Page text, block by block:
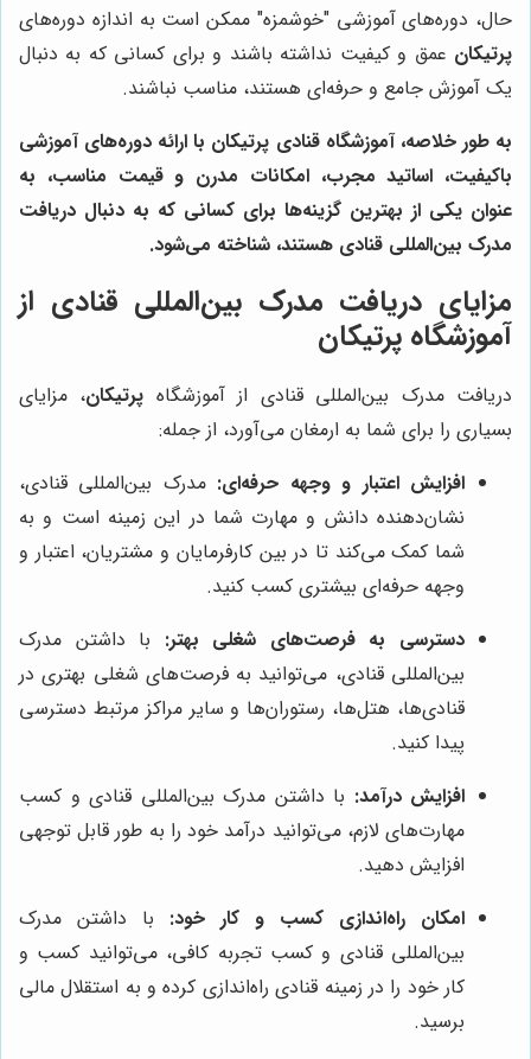
حال، دوره‌های آموزشی "خوشمزه" ممکن است به اندازه دوره‌های
پرتیکان عمق و کیفیت نداشته باشند و برای کسانی که به دنبال
یک آموزش جامع و حرفه‌ای هستند، مناسب نباشند.
به طور خلاصه، آموزشگاه قنادی پرتیکان با ارائه دوره‌های آموزشی
باکیفیت، اساتید مجرب، امکانات مدرن و قیمت مناسب، به
عنوان یکی از بهترین گزینه‌ها برای کسانی که به دنبال دریافت
مدرک بین‌المللی قنادی هستند، شناخته می‌شود.
مزایای دریافت مدرک بین‌المللی قنادی از
آموزشگاه پرتیکان
دریافت مدرک بین‌المللی قنادی از آموزشگاه پرتیکان، مزایای
بسیاری را برای شما به ارمغان می‌آورد، از جمله:
افزایش اعتبار و وجهه حرفه‌ای: مدرک بین‌المللی قنادی،
نشان‌دهنده دانش و مهارت شما در این زمینه است و به
شما کمک می‌کند تا در بین کارفرمایان و مشتریان، اعتبار و
وجهه حرفه‌ای بیشتری کسب کنید.
دسترسی به فرصت‌های شغلی بهتر: با داشتن مدرک
بین‌المللی قنادی، می‌توانید به فرصت‌های شغلی بهتری در
قنادی‌ها، هتل‌ها، رستوران‌ها و سایر مراکز مرتبط دسترسی
پیدا کنید.
افزایش درآمد: با داشتن مدرک بین‌المللی قنادی و کسب
مهارت‌های لازم، می‌توانید درآمد خود را به طور قابل توجهی
افزایش دهید.
امکان راه‌اندازی کسب و کار خود: با داشتن مدرک
بین‌المللی قنادی و کسب تجربه کافی، می‌توانید کسب و
کار خود را در زمینه قنادی راه‌اندازی کرده و به استقلال مالی
برسید.